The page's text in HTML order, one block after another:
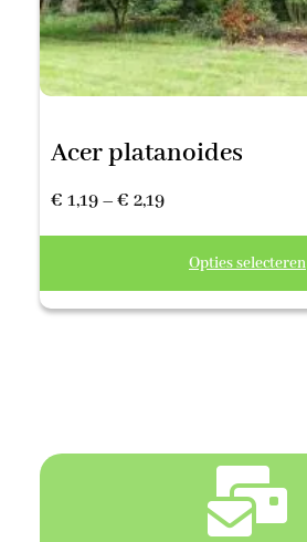
Acer platanoides
€ 1,19–€ 2,19Prijsklasse:
€ 1,19
€ 2,19
Opties selecteren